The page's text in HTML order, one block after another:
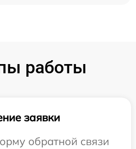
работы
заявки
обратной связи